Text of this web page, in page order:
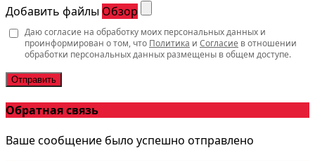
Добавить файлы Обзор
Даю согласие на обработку моих персональных данных и
проинформирован о том, что Политика и Согласие в отношении
обработки персональных данных размещены в общем доступе.
Отправить
Обратная связь
Ваше сообщение было успешно отправлено